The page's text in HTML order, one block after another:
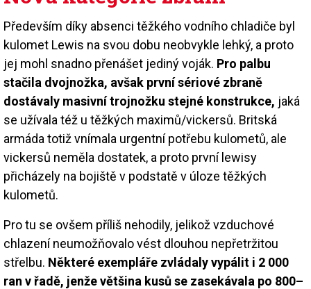
Především díky absenci těžkého vodního chladiče byl
kulomet Lewis na svou dobu neobvykle lehký, a proto
jej mohl snadno přenášet jediný voják. Pro palbu
stačila dvojnožka, avšak první sériové zbraně
dostávaly masivní trojnožku stejné konstrukce, jaká
se užívala též u těžkých maximů/vickersů. Britská
armáda totiž vnímala urgentní potřebu kulometů, ale
vickersů neměla dostatek, a proto první lewisy
přicházely na bojiště v podstatě v úloze těžkých
kulometů.
Pro tu se ovšem příliš nehodily, jelikož vzduchové
chlazení neumožňovalo vést dlouhou nepřetržitou
střelbu. Některé exempláře zvládaly vypálit i 2 000
ran v řadě, jenže většina kusů se zasekávala po 800–